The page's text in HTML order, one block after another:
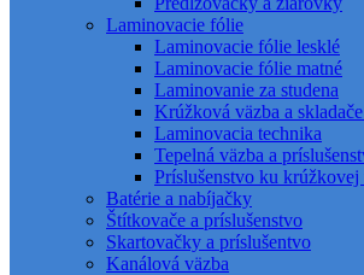
Laminovacie fólie
Laminovacie fólie lesklé
Laminovacie fólie matné
Laminovanie za studena
Krúžková väzba a
Laminovacia technika
Tepelná väzba a
Príslušenstvo ku krúžkovej
Batérie a nabíjačky
Štítkovače a príslušenstvo
Skartovačky a príslušentvo
Kanálová väzba